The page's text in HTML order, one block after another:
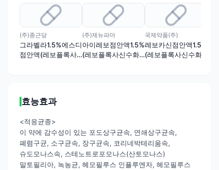
(주)종근당
그라벨라1.5%에스디
점안액(레보플록사
(주)제뉴파마
아이레보점안액1.5%
(레보플록사신수화
국제약품(주)
레보카신점안액1.5%
(레보플록사신수화
효능효과
<적응균종>
이 약에 감수성이 있는 포도상구균속, 연쇄상구균속,
폐렴구균, 소구균속, 장구균속, 코리네박테리움속,
슈도모나스속, 스테노트로포모나스(산토모나스)
말토필리아, 녹농균, 헤모필루스 인플루엔자, 헤모필루스